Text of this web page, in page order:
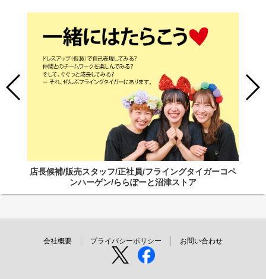
店長候補/販売スタッフ/正社員/フライングタイガーコペ
ンハーゲン/ららぽーと沼津ストア
会社概要 プライバシーポリシー お問い合わせ